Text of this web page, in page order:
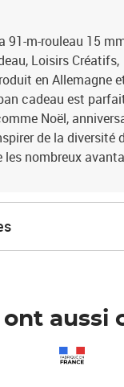
91-m-rouleau 15
Loisirs
en Allemagne
cadeau est
Noël,
de la diversité
les nombreux
ont aussi